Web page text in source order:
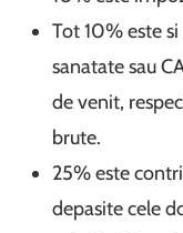
Tot 10% este
sanatate sau
de venit,
brute.
25% este
depasite cele